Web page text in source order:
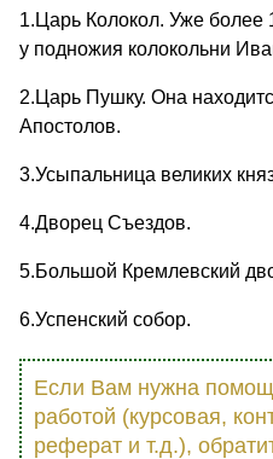
1.Царь Колокол. Уже более
у подножия колокольни
2.Царь Пушку. Она
Апостолов.
3.Усыпальница великих
4.Дворец Съездов.
5.Большой Кремлевский
6.Успенский собор.
Если Вам нужна
работой (курсовая,
реферат и т.д.),